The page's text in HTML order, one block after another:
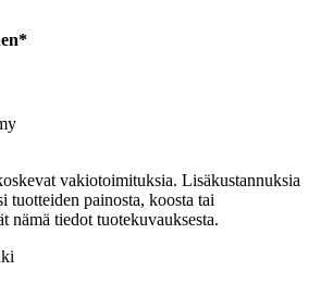
vakiotoimituksia. Lisäkustannuksia
tuotteiden painosta, koosta tai
nämä tiedot tuotekuvauksesta.